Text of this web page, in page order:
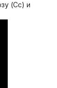
(Cc) и